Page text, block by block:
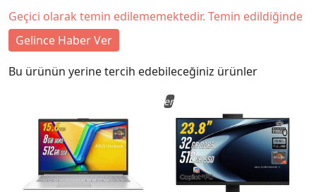
Geçici olarak temin edilememektedir. Temin edildiğinde
Gelince Haber Ver
Bu ürünün yerine tercih edebileceğiniz ürünler
Yeni